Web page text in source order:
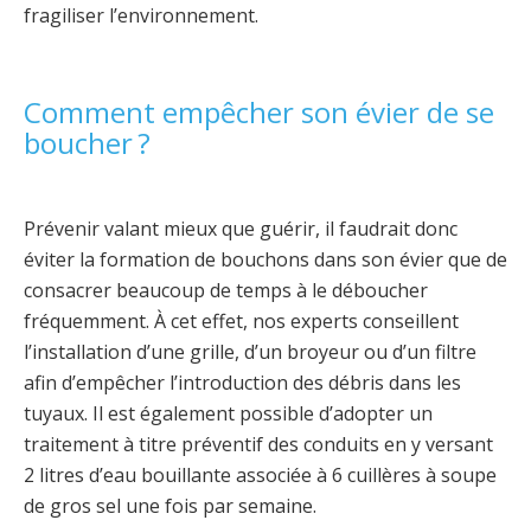
fragiliser l’environnement.
Comment empêcher son évier de se
boucher ?
Prévenir valant mieux que guérir, il faudrait donc
éviter la formation de bouchons dans son évier que de
consacrer beaucoup de temps à le déboucher
fréquemment. À cet effet, nos experts conseillent
l’installation d’une grille, d’un broyeur ou d’un filtre
afin d’empêcher l’introduction des débris dans les
tuyaux. Il est également possible d’adopter un
traitement à titre préventif des conduits en y versant
2 litres d’eau bouillante associée à 6 cuillères à soupe
de gros sel une fois par semaine.